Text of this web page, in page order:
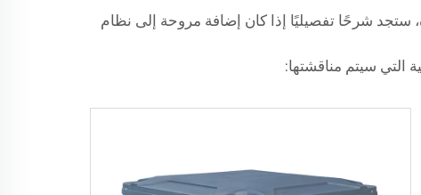
ستجد شرحًا تفصيليًا إذا كان إضافة مروحة إلى نظام
التي سيتم مناقشتها: